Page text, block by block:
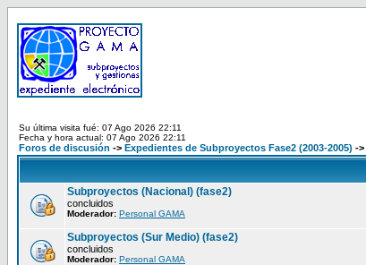
Su última visita fué: 07 Ago 2026 22:11
Fecha y hora actual: 07 Ago 2026 22:11
Foros de discusión -> Expedientes de Subproyectos Fase2 (2003-2005) ->
Subproyectos (Nacional) (fase2)
concluidos
Moderador: Personal GAMA
Subproyectos (Sur Medio) (fase2)
concluidos
Moderador: Personal GAMA